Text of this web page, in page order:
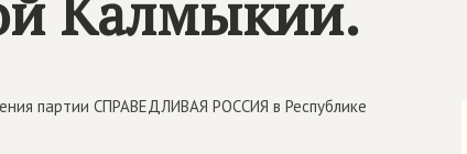
партии СПРАВЕДЛИВАЯ РОССИЯ в Республике